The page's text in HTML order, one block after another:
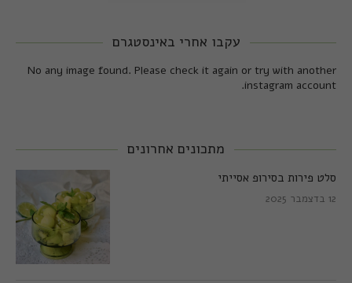
עקבו אחרי באינסטגרם
No any image found. Please check it again or try with another
instagram account.
מתכונים אחרונים
סלט פירות בסירופ אסייתי
12 בדצמבר 2025